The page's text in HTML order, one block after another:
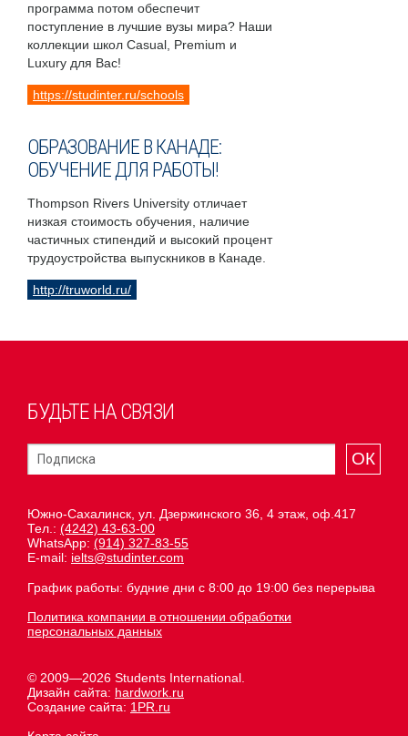
программа потом обеспечит
поступление в лучшие вузы мира? Наши
коллекции школ Casual, Premium и
Luxury для Вас!
https://studinter.ru/schools
ОБРАЗОВАНИЕ В КАНАДЕ:
ОБУЧЕНИЕ ДЛЯ РАБОТЫ!
Thompson Rivers University отличает
низкая стоимость обучения, наличие
частичных стипендий и высокий процент
трудоустройства выпускников в Канаде.
http://truworld.ru/
БУДЬТЕ НА СВЯЗИ
ОК
Южно-Сахалинск, ул. Дзержинского 36, 4 этаж, оф.417
Тел.: (4242) 43-63-00
WhatsApp: (914) 327-83-55
E-mail: ielts@studinter.com
График работы: будние дни с 8:00 до 19:00 без перерыва
Политика компании в отношении обработки
персональных данных
© 2009—2026 Students International.
Дизайн сайта: hardwork.ru
Создание сайта: 1PR.ru